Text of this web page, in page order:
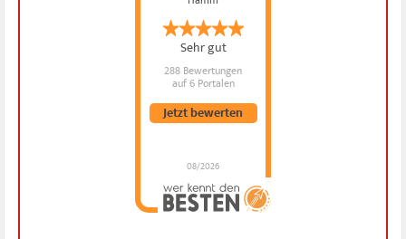
Sehr gut
288 Bewertungen
auf 6 Portalen
08/2026
Jetzt bewerten
Dr. Hubert Menken
hat4.88 von5